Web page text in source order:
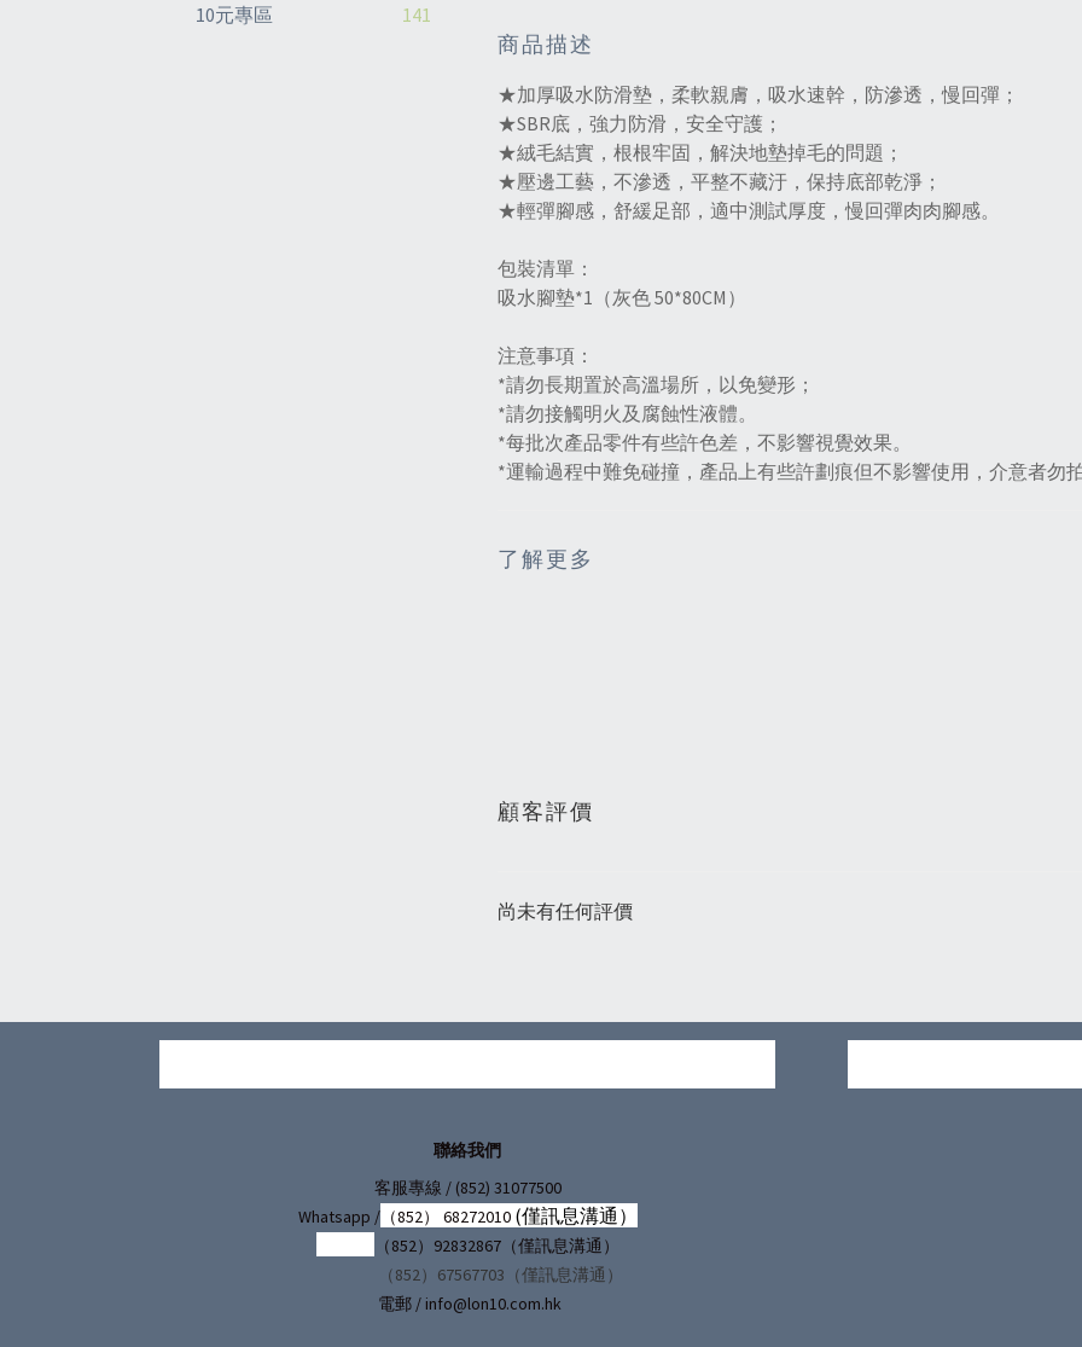
10元專區
141
商品描述
★加厚吸水防滑墊，柔軟親膚，吸水速幹，防滲透，慢回彈；
★SBR底，強力防滑，安全守護；
★絨毛結實，根根牢固，解決地墊掉毛的問題；
★壓邊工藝，不滲透，平整不藏汙，保持底部乾淨；
★輕彈腳感，舒緩足部，適中測試厚度，慢回彈肉肉腳感。
包裝清單：
吸水腳墊*1（灰色 50*80CM）
注意事項：
*請勿長期置於高溫場所，以免變形；
*請勿接觸明火及腐蝕性液體。
*每批次產品零件有些許色差，不影響視覺效果。
*運輸過程中難免碰撞，產品上有些許劃痕但不影響使用，介意者勿
了解更多
顧客評價
尚未有任何評價
聯絡我們
客服專線 / (852) 31077500
Whatsapp /（852） 68272010 (僅訊息溝通）
（852）92832867（僅訊息溝通）
（852）67567703（僅訊息溝通）
電郵 / info@lon10.com.hk